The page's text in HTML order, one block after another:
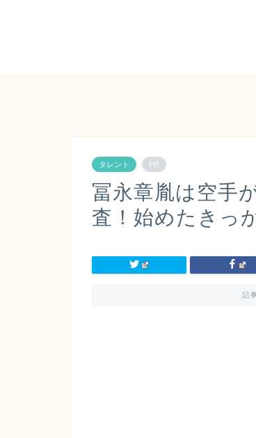
タレント PR
冨永章胤は空手
査！始めたきっ
記